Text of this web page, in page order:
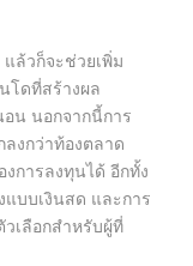
แล้วก็จะช่วยเพิ่ม
โดที่สร้างผล
อน นอกจากนี้การ
ลงกว่าท้องตลาด
การลงทุนได้ อีกทั้ง
แบบเงินสด และการ
เลือกสำหรับผู้ที่